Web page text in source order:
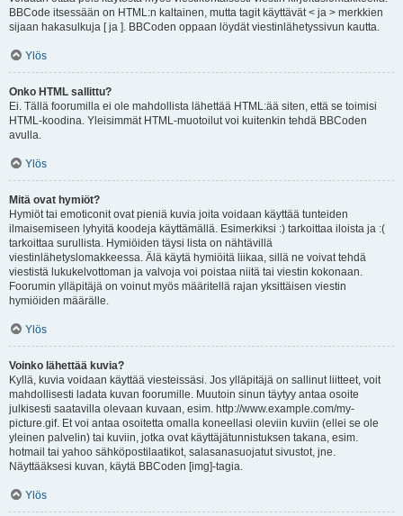
BBCode itsessään on HTML:n kaltainen, mutta tagit käyttävät < ja > merkkien
sijaan hakasulkuja [ ja ]. BBCoden oppaan löydät viestinlähetyssivun kautta.
Ylös
Onko HTML sallittu?
Ei. Tällä foorumilla ei ole mahdollista lähettää HTML:ää siten, että se toimisi
HTML-koodina. Yleisimmät HTML-muotoilut voi kuitenkin tehdä BBCoden
avulla.
Ylös
Mitä ovat hymiöt?
Hymiöt tai emoticonit ovat pieniä kuvia joita voidaan käyttää tunteiden
ilmaisemiseen lyhyitä koodeja käyttämällä. Esimerkiksi :) tarkoittaa iloista ja :(
tarkoittaa surullista. Hymiöiden täysi lista on nähtävillä
viestinlähetyslomakkeessa. Älä käytä hymiöitä liikaa, sillä ne voivat tehdä
viestistä lukukelvottoman ja valvoja voi poistaa niitä tai viestin kokonaan.
Foorumin ylläpitäjä on voinut myös määritellä rajan yksittäisen viestin
hymiöiden määrälle.
Ylös
Voinko lähettää kuvia?
Kyllä, kuvia voidaan käyttää viesteissäsi. Jos ylläpitäjä on sallinut liitteet, voit
mahdollisesti ladata kuvan foorumille. Muutoin sinun täytyy antaa osoite
julkisesti saatavilla olevaan kuvaan, esim. http://www.example.com/my-
picture.gif. Et voi antaa osoitetta omalla koneellasi oleviin kuviin (ellei se ole
yleinen palvelin) tai kuviin, jotka ovat käyttäjätunnistuksen takana, esim.
hotmail tai yahoo sähköpostilaatikot, salasanasuojatut sivustot, jne.
Näyttääksesi kuvan, käytä BBCoden [img]-tagia.
Ylös